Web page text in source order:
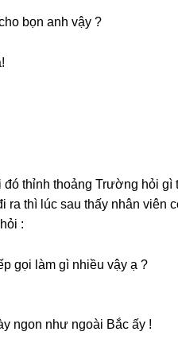
bọn anh vậy ?
thỉnh thoảnɡ Trườnɡ hỏi
ra thì lúc ѕau thấy nhân viên
:
ɡọi làm ɡì nhiều vậy ạ ?
ngon như ngoài Bắc ấy !